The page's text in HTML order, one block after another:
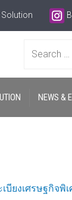
Solution
Search
for: NEWS &
ยงเศรษฐกิจพิ